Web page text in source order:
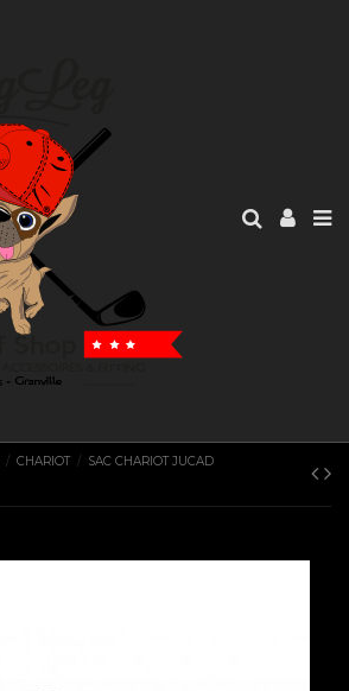
CHARIOT
SAC CHARIOT JUCAD